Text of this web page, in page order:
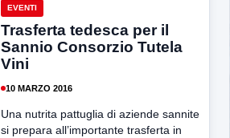
EVENTI
Trasferta tedesca per il
Sannio Consorzio Tutela
Vini
10 MARZO 2016
Una nutrita pattuglia di aziende sannite
si prepara all’importante trasferta in